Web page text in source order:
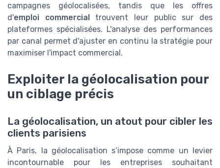
campagnes géolocalisées, tandis que les offres
d'emploi commercialtrouvent leur public sur des
plateformes spécialisées. L'analyse des performances
par canal permet d'ajuster en continu la stratégie pour
maximiser l'impact commercial.
Exploiter la géolocalisation pour
un ciblage précis
La géolocalisation, un atout pour cibler les
clients parisiens
À Paris, la géolocalisation s’impose comme un levier
incontournable pour les entreprises souhaitant